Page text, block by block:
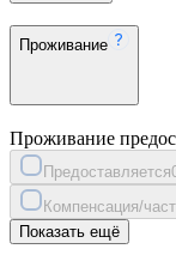
Проживание
Проживание
Предоставляется
Компенсация/
Показать ещё